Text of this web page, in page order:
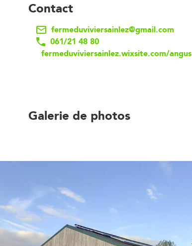
Contact
fermeduviviersainlez@gmail.com
061/21 48 80
fermeduviviersainlez.wixsite.com/angus
Galerie de photos